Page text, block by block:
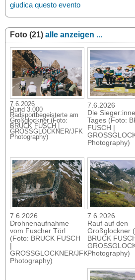
giudica questo evento
Foto (21) alle anzeigen ...
7.6.2026
Rund 3.000
Radsportbegeisterte am
Großglockner (Foto:
BRUCK FUSCH |
GROSSGLOCKNER/JFK
Photography)
7.6.2026
Die
Tages (Foto:
FUSCH |
Photography)
7.6.2026
Drohnenaufnahme
vom Fuscher Törl
(Foto: BRUCK FUSCH
|
GROSSGLOCKNER/JFK
Photography)
7.6.2026
Rauf auf den
Großglockner
BRUCK
Photography)